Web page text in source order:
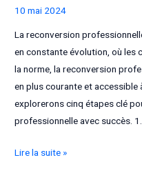
10 mai 2024
La reconversion
en constante évolution, où les
la norme, la reconversion
en plus courante et accessible
explorerons cinq étapes clé
professionnelle avec succès.
La
Lire la suite »